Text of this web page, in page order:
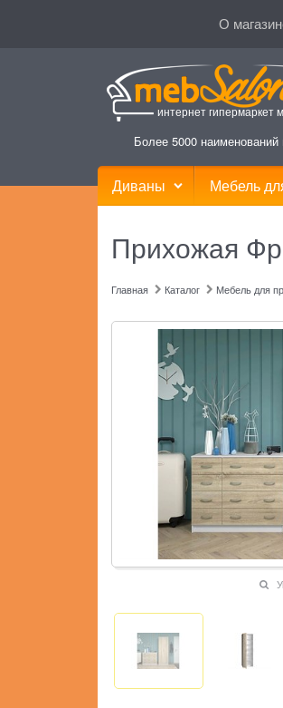
О
интернет гипермаркет
Более 5000
Диваны Мебель
Прихожая
Главная Каталог Мебель для